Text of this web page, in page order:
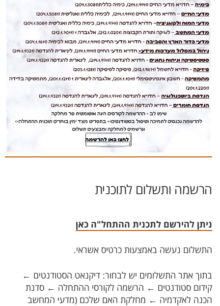
הר​​שמה ותשלום לתוכנית
ניתן להירשם לתכנית ההתחל"ה כאן
התשלום נעשה באמצעות כרטיס אשראי.
בתוך אתר התשלומים יש לבחור: דיקנאט הסטודנטים ←
קידום סטודנטים ← הרשמה לקורסי ההתחלה ← סדנת
הכנה לאקדמיה ← מחלקת האם שלכם (מדעי המחשב